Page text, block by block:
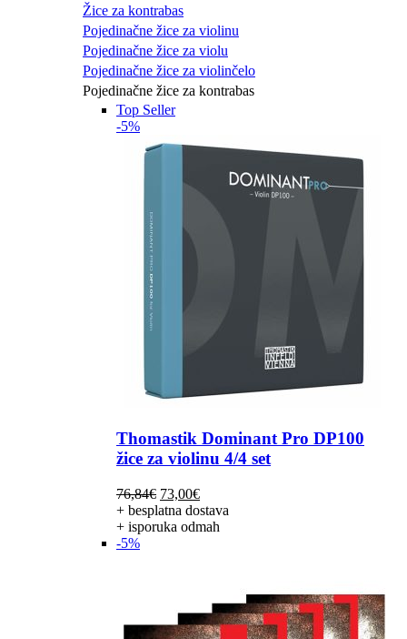
Žice za kontrabas
Pojedinačne žice za violinu
Pojedinačne žice za violu
Pojedinačne žice za violinčelo
Pojedinačne žice za kontrabas
Top Seller
-5%
Thomastik Dominant Pro DP100
žice za violinu 4/4 set
76,84€ Izvorna
cijena
bila
73,00€Trenutna
cijena
je:
+ besplatna dostava
+ isporuka odmah
-5%